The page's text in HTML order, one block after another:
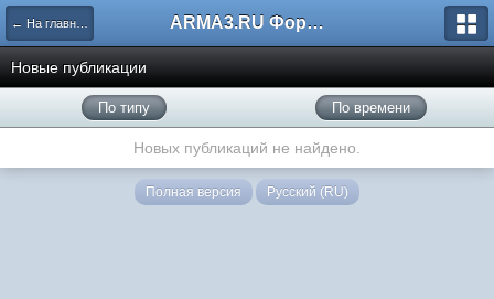
← На главную ARMA3.RU Форум
Новые публикации
По типу По времени
Новых публикаций не найдено.
Полная версия Русский (RU)